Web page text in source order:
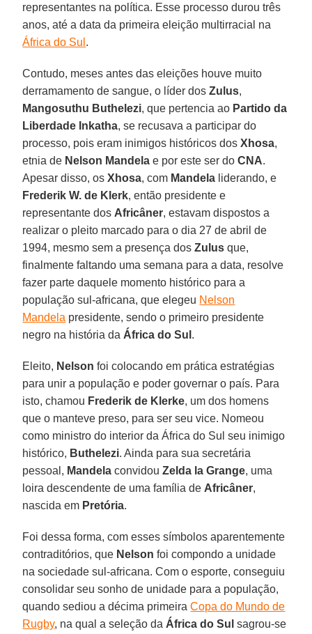
representantes na política. Esse processo durou três
anos, até a data da primeira eleição multirracial na
África do Sul .
Contudo, meses antes das eleições houve muito
derramamento de sangue, o líder dosZulus,
Mangosuthu Buthelezi, que pertencia ao Partido da
Liberdade Inkatha, se recusava a participar do
processo, pois eram inimigos históricos dosXhosa,
etnia de Nelson Mandela e por este ser doCNA.
Apesar disso, osXhosa, com Mandela liderando, e
Frederik W. de Klerk, então presidente e
representante dos Africâner, estavam dispostos a
realizar o pleito marcado para o dia 27 de abril de
1994, mesmo sem a presença dosZulus que,
finalmente faltando uma semana para a data, resolve
fazer parte daquele momento histórico para a
população sul-africana, que elegeu Nelson
Mandela presidente, sendo o primeiro presidente
negro na história da África do Sul .
Eleito, Nelson foi colocando em prática estratégias
para unir a população e poder governar o país. Para
isto, chamou Frederik de Klerke, um dos homens
que o manteve preso, para ser seu vice. Nomeou
como ministro do interior da África do Sul seu inimigo
histórico, Buthelezi. Ainda para sua secretária
pessoal, Mandela convidouZelda la Grange, uma
loira descendente de uma família de Africâner,
nascida em Pretória.
Foi dessa forma, com esses símbolos aparentemente
contraditórios, que Nelson foi compondo a unidade
na sociedade sul-africana. Com o esporte, conseguiu
consolidar seu sonho de unidade para a população,
quando sediou a décima primeiraCopa do Mundo de
Rugby, na qual a seleção da África do Sul sagrou-se